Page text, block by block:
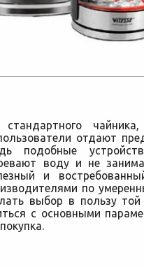
отдают
подобные
воду и не
и
по
выбор в пользу
с основными